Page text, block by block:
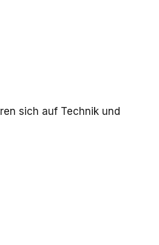
sich auf Technik und